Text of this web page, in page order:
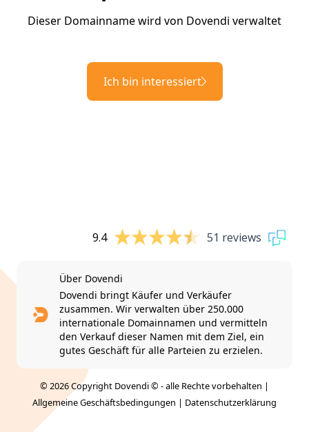
Dieser Domainname wird von Dovendi verwaltet
Ich bin interessiert
9.4 51 reviews
Über Dovendi
Dovendi bringt Käufer und Verkäufer
zusammen. Wir verwalten über 250.000
internationale Domainnamen und vermitteln
den Verkauf dieser Namen mit dem Ziel, ein
gutes Geschäft für alle Parteien zu erzielen.
© 2026 Copyright Dovendi © - alle Rechte vorbehalten |
Allgemeine Geschäftsbedingungen | Datenschutzerklärung